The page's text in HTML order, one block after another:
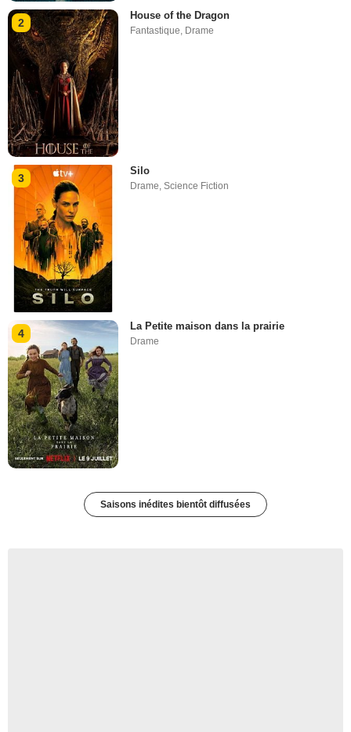
2
House of the Dragon
Fantastique Drame
3
Silo
Drame,Science Fiction
4
La Petite maison dans la prairie
Drame
Saisons inédites bientôt diffusées